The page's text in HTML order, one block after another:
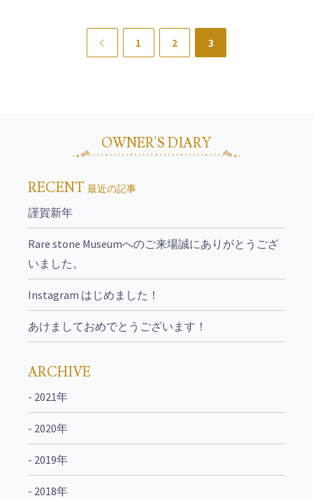
Previous
1 2 3
OWNER'S DIARY
RECENT 最近の記事
謹賀新年
Rare stone Museumへのご来場誠にありがとうござ
いました。
Instagram はじめました！
あけましておめでとうございます！
ARCHIVE
- 2021年
- 2020年
- 2019年
- 2018年